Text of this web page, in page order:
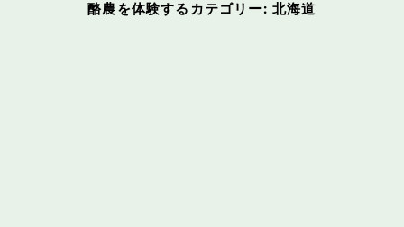
酪農を体験するカテゴリー:北海道